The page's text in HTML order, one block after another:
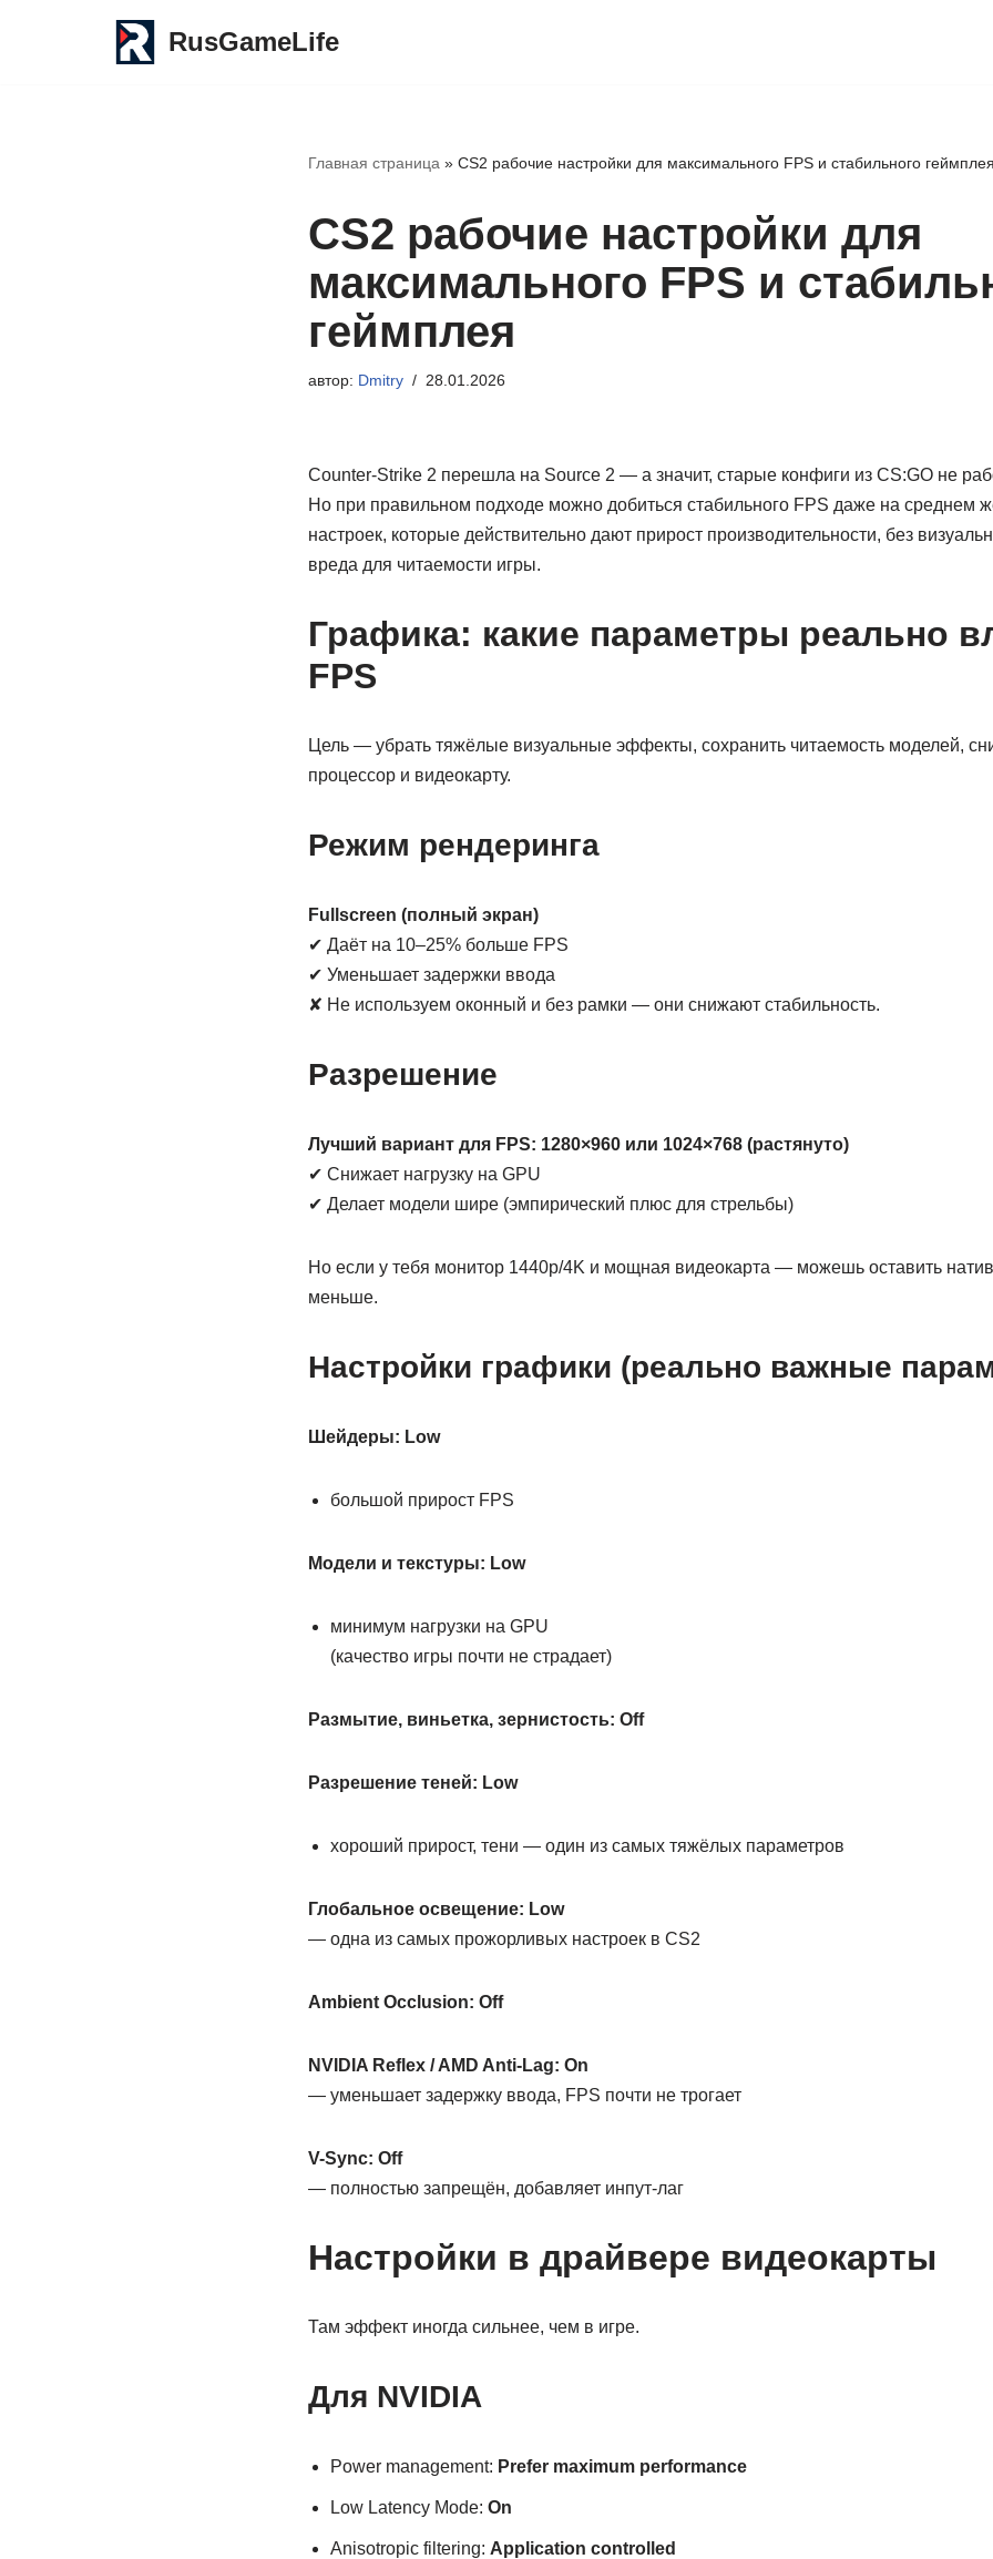
RusGameLife
Главная страница » CS2 рабочие настройки для максимального FPS и стабильного геймплея
CS2 рабочие настройки для
максимального FPS и
геймплея
автор: Dmitry 28.01.2026
Counter-Strike 2 перешла на Source 2 — а значит, старые конфиги из CS:GO не
Но при правильном подходе можно добиться стабильного FPS даже на среднем
настроек, которые действительно дают прирост производительности, без
вреда для читаемости игры.
Графика: какие параметры реально
FPS
Цель — убрать тяжёлые визуальные эффекты, сохранить читаемость моделей,
процессор и видеокарту.
Режим рендеринга
Fullscreen (полный экран)
✔ Даёт на 10–25% больше FPS
✔ Уменьшает задержки ввода
✘ Не используем оконный и без рамки — они снижают стабильность.
Разрешение
Лучший вариант для FPS: 1280×960 или 1024×768 (растянуто)
✔ Снижает нагрузку на GPU
✔ Делает модели шире (эмпирический плюс для стрельбы)
Но если у тебя монитор 1440p/4K и мощная видеокарта — можешь оставить
меньше.
Настройки графики (реально важные
Шейдеры: Low
большой прирост FPS
Модели и текстуры: Low
минимум нагрузки на GPU
(качество игры почти не страдает)
Размытие, виньетка, зернистость: Off
Разрешение теней: Low
хороший прирост, тени — один из самых тяжёлых параметров
Глобальное освещение: Low
— одна из самых прожорливых настроек в CS2
Ambient Occlusion: Off
NVIDIA Reflex / AMD Anti-Lag: On
— уменьшает задержку ввода, FPS почти не трогает
V-Sync: Off
— полностью запрещён, добавляет инпут-лаг
Настройки в драйвере видеокарты
Там эффект иногда сильнее, чем в игре.
Для NVIDIA
Power management: Prefer maximum performance
Low Latency Mode: On
Anisotropic filtering: Application controlled